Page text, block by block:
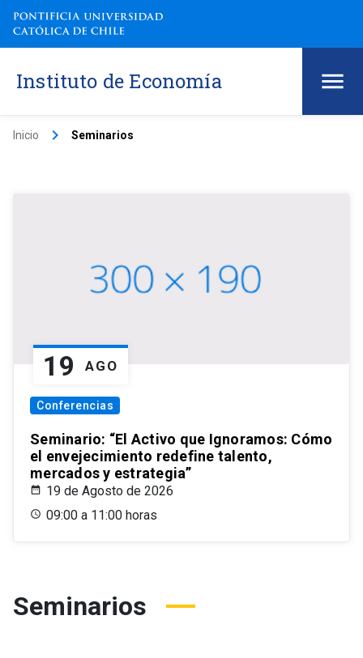
Instituto de Economía
Inicio keyboard_arrow_right Seminarios
19 AGO
Conferencias
Seminario: “El Activo que Ignoramos: Cómo
el envejecimiento redefine talento,
mercados y estrategia”
19 de Agosto de 2026
09:00 a 11:00 horas
Seminarios